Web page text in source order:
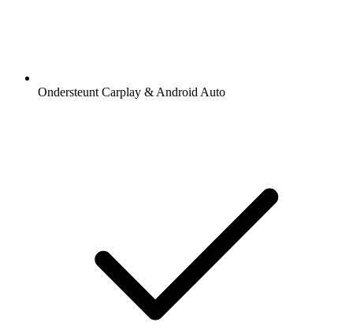
Ondersteunt Carplay & Android Auto